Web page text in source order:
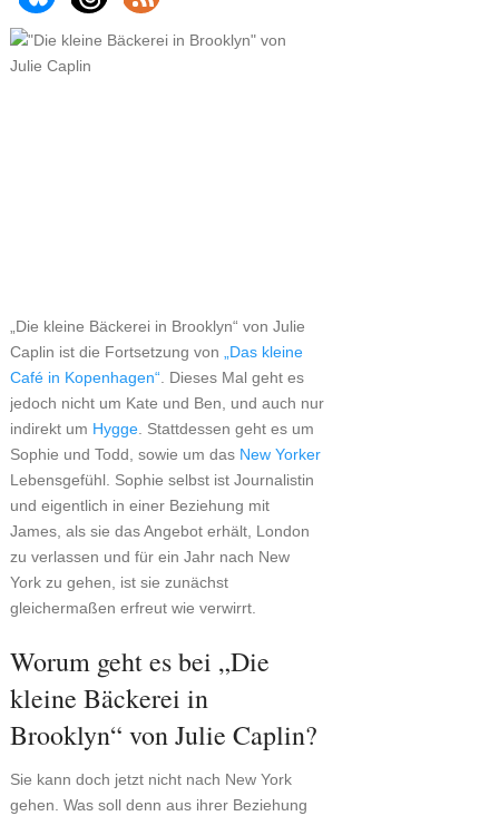
„Die kleine Bäckerei in Brooklyn“ von Julie
Caplin ist die Fortsetzung von
„Das kleine
Café in Kopenhagen“. Dieses Mal geht es
jedoch nicht um Kate und Ben, und auch nur
indirekt um Hygge. Stattdessen geht es um
Sophie und Todd, sowie um das New Yorker
Lebensgefühl. Sophie selbst ist Journalistin
und eigentlich in einer Beziehung mit
James, als sie das Angebot erhält, London
zu verlassen und für ein Jahr nach New
York zu gehen, ist sie zunächst
gleichermaßen erfreut wie verwirrt.
Worum geht es bei „Die
kleine Bäckerei in
Brooklyn“ von Julie Caplin?
Sie kann doch jetzt nicht nach New York
gehen. Was soll denn aus ihrer Beziehung